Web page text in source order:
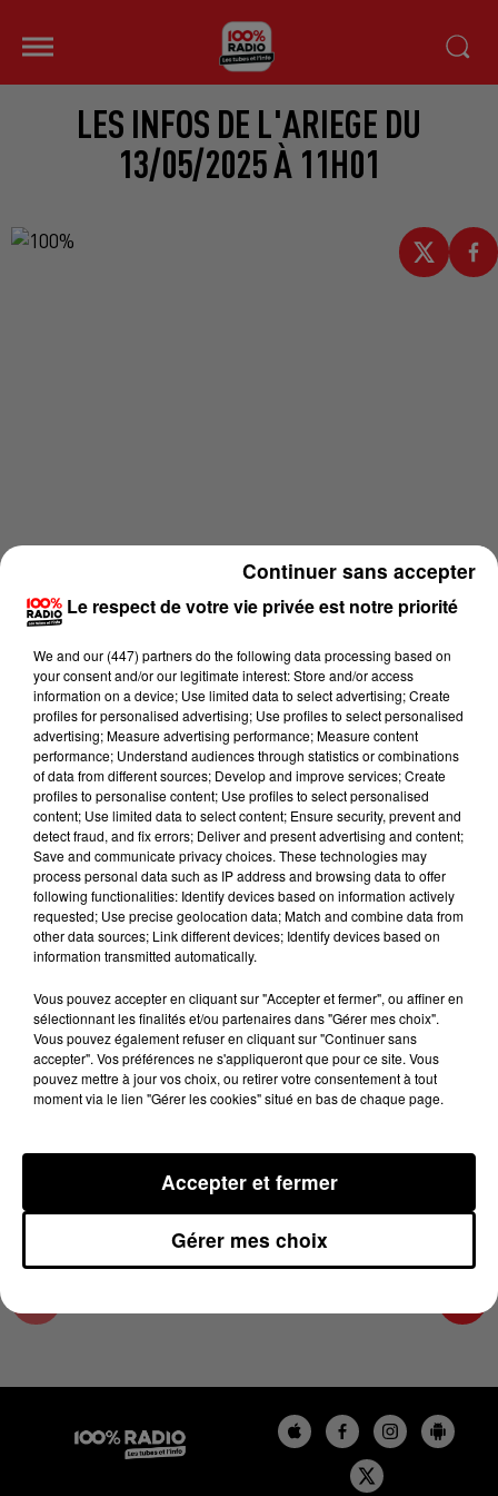
LES INFOS DE L'ARIEGE DU
13/05/2025 À 11H01
Lecture (2 min 14 sec)
100%
100% Radio les infos de l'Ariege
13 mai 2025 - 2 min 14 sec
LES INFOS DE L'ARIEGE DU 13/05/2025 À
11H01
Podcasts infos de l'Ariège
Le respect de votre vie privée est notre priorité
We and our (447) partnersdo the following data processing based on
your consent and/or our legitimate interest: Store and/or access
information on a device; Use limited data to select advertising; Create
profiles for personalised advertising; Use profiles to select personalised
advertising; Measure advertising performance; Measure content
performance; Understand audiences through statistics or combinations
of data from different sources; Develop and improve services; Create
profiles to personalise content; Use profiles to select personalised
content; Use limited data to select content; Ensure security, prevent and
detect fraud, and fix errors; Deliver and present advertising and content;
Save and communicate privacy choices. These technologies may
process personal data such as IP address and browsing data to offer
following functionalities: Identify devices based on information actively
requested; Use precise geolocation data; Match and combine data from
other data sources; Link different devices; Identify devices based on
information transmitted automatically.
Vous pouvez accepter en cliquant sur "Accepter et fermer", ou affiner en
sélectionnant les finalités et/ou partenaires dans "Gérer mes choix".
Vous pouvez également refuser en cliquant sur "Continuer sans
accepter". Vos préférences ne s'appliqueront que pour ce site. Vous
pouvez mettre à jour vos choix, ou retirer votre consentement à tout
moment via le lien "Gérer les cookies" situé en bas de chaque page.
Gérer mes choix
Accepter et fermer
Continuer sans accepter